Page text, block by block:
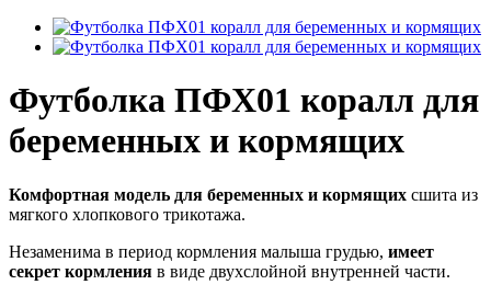
Футболка ПФХ01 коралл для
беременных и кормящих
Комфортная модель для беременных и кормящих сшита из
мягкого хлопкового трикотажа.
Незаменима в период кормления малыша грудью, имеет
секрет кормления в виде двухслойной внутренней части.